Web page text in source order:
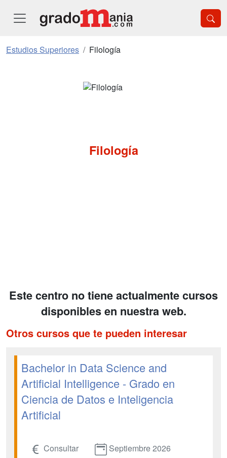
Estudios Superiores Filología
Filología
Este centro no tiene actualmente cursos
disponibles en nuestra web.
Otros cursos que te pueden interesar
Bachelor in Data Science and
Artificial Intelligence - Grado en
Ciencia de Datos e Inteligencia
Artificial
Consultar Septiembre 2026